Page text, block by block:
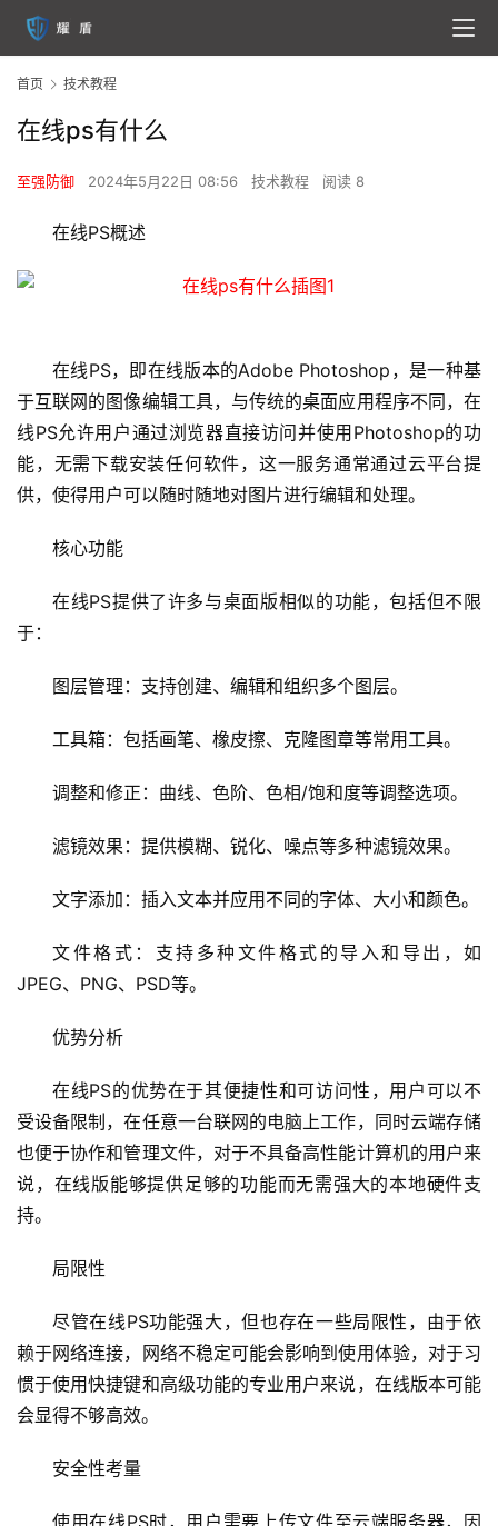
云
服
务
器
主
机
首页 技术教程
在线ps有什么
至强防御 2024年5月22日 08:56 技术教程 阅读 8
在线PS概述
在线PS，即在线版本的Adobe Photoshop，是一种基
于互联网的图像编辑工具，与传统的桌面应用程序不同，在
线PS允许用户通过浏览器直接访问并使用Photoshop的功
能，无需下载安装任何软件，这一服务通常通过云平台提
供，使得用户可以随时随地对图片进行编辑和处理。
核心功能
在线PS提供了许多与桌面版相似的功能，包括但不限
于：
图层管理：支持创建、编辑和组织多个图层。
工具箱：包括画笔、橡皮擦、克隆图章等常用工具。
调整和修正：曲线、色阶、色相/饱和度等调整选项。
滤镜效果：提供模糊、锐化、噪点等多种滤镜效果。
文字添加：插入文本并应用不同的字体、大小和颜色。
文件格式：支持多种文件格式的导入和导出，如
JPEG、PNG、PSD等。
优势分析
在线PS的优势在于其便捷性和可访问性，用户可以不
受设备限制，在任意一台联网的电脑上工作，同时云端存储
也便于协作和管理文件，对于不具备高性能计算机的用户来
说，在线版能够提供足够的功能而无需强大的本地硬件支
持。
局限性
尽管在线PS功能强大，但也存在一些局限性，由于依
赖于网络连接，网络不稳定可能会影响到使用体验，对于习
惯于使用快捷键和高级功能的专业用户来说，在线版本可能
会显得不够高效。
安全性考量